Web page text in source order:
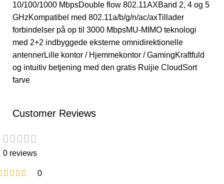
10/100/1000 MbpsDouble flow 802.11AXBand 2, 4 og 5
GHzKompatibel med 802.11a/b/g/n/ac/axTillader
forbindelser på op til 3000 MbpsMU-MIMO teknologi
med 2+2 indbyggede eksterne omnidirektionelle
antennerLille kontor / Hjemmekontor / GamingKraftfuld
og intuitiv betjening med den gratis Ruijie CloudSort
farve
Customer Reviews
0 reviews
0